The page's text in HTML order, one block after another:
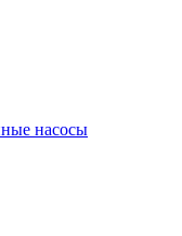
насосы